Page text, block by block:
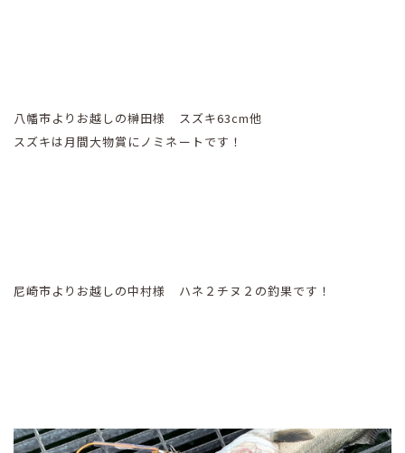
八幡市よりお越しの榊田様 スズキ63cm他
スズキは月間大物賞にノミネートです！
尼崎市よりお越しの中村様 ハネ２チヌ２の釣果です！